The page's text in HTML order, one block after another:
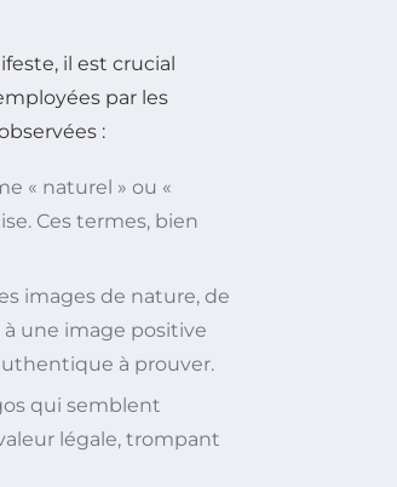
il est crucial
par les
:
« naturel » ou «
Ces termes, bien
images de nature, de
une image positive
à prouver.
qui semblent
légale, trompant